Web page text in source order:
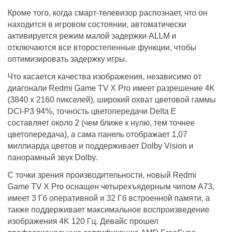
Кроме того, когда смарт-телевизор распознает, что он
находится в игровом состоянии, автоматически
активируется режим малой задержки ALLM и
отключаются все второстепенные функции, чтобы
оптимизировать задержку игры.
Что касается качества изображения, независимо от
диагонали Redmi Game TV X Pro имеет разрешение 4K
(3840 х 2160 пикселей), широкий охват цветовой гаммы
DCI-P3 94%, точность цветопередачи Delta E
составляет около 2 (чем ближе к нулю, тем точнее
цветопередача), а сама панель отображает 1,07
миллиарда цветов и поддерживает Dolby Vision и
панорамный звук Dolby.
С точки зрения производительности, новый Redmi
Game TV X Pro оснащен четырехъядерным чипом A73,
имеет 3 Гб оперативной и 32 Гб встроенной памяти, а
также поддерживает максимальное воспроизведение
изображения 4K 120 Гц. Девайс прошел